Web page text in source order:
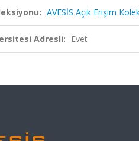
AVESİS Açık Erişim
Adresli: Evet